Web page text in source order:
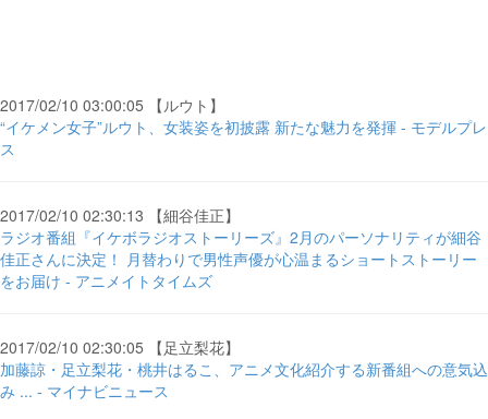
2017/02/10 03:00:05 【ルウト】
“イケメン女子”ルウト、女装姿を初披露 新たな魅力を発揮 - モデルプレ
ス
2017/02/10 02:30:13 【細谷佳正】
ラジオ番組『イケボラジオストーリーズ』2月のパーソナリティが細谷
佳正さんに決定！ 月替わりで男性声優が心温まるショートストーリー
をお届け - アニメイトタイムズ
2017/02/10 02:30:05 【足立梨花】
加藤諒・足立梨花・桃井はるこ、アニメ文化紹介する新番組への意気込
み ... - マイナビニュース